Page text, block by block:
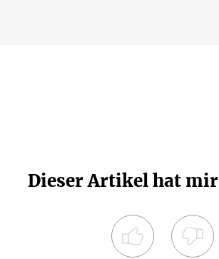
Dieser Artikel hat